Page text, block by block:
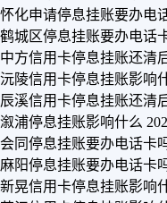
怀化申请停息挂账要办电
鹤城区停息挂账要办电话
中方信用卡停息挂账还清
沅陵信用卡停息挂账影响
辰溪信用卡停息挂账还清
溆浦停息挂账影响什么
会同停息挂账要办电话卡
麻阳停息挂账要办电话卡
新晃信用卡停息挂账影响